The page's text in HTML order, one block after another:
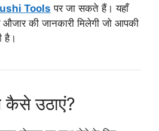
Tools पर जा सकते हैं। यहाँ
की जानकारी मिलेगी जो आपकी
है।
कैसे उठाएं?